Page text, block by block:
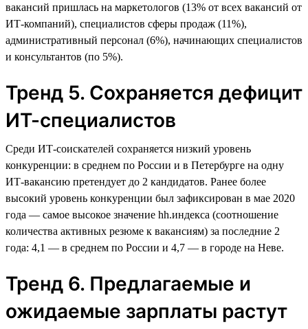
вакансий пришлась на маркетологов (13% от всех вакансий от
ИТ-компаний), специалистов сферы продаж (11%),
административный персонал (6%), начинающих специалистов
и консультантов (по 5%).
Тренд 5. Сохраняется дефицит
ИТ-специалистов
Среди ИТ-соискателей сохраняется низкий уровень
конкуренции: в среднем по России и в Петербурге на одну
ИТ-вакансию претендует до 2 кандидатов. Ранее более
высокий уровень конкуренции был зафиксирован в мае 2020
года — самое высокое значение hh.индекса (соотношение
количества активных резюме к вакансиям) за последние 2
года: 4,1 — в среднем по России и 4,7 — в городе на Неве.
Тренд 6. Предлагаемые и
ожидаемые зарплаты растут